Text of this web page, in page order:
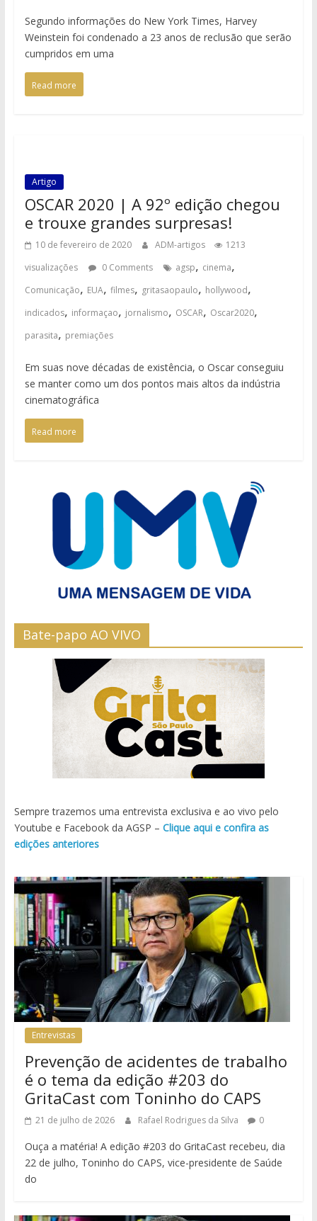
Segundo informações do New York Times, Harvey
Weinstein foi condenado a 23 anos de reclusão que serão
cumpridos em uma
Read more
Artigo
OSCAR 2020 | A 92º edição chegou
e trouxe grandes surpresas!
10 de fevereiro de 2020 ADM-artigos
1213
visualizações
0 Comments agsp, cinema,
Comunicação, EUA, filmes, gritasaopaulo, hollywood,
indicados, informaçao, jornalismo, OSCAR, Oscar2020,
parasita, premiações
Em suas nove décadas de existência, o Oscar conseguiu
se manter como um dos pontos mais altos da indústria
cinematográfica
Read more
Bate-papo AO VIVO
Sempre trazemos uma entrevista exclusiva e ao vivo pelo
Youtube e Facebook da AGSP – Clique aqui e confira as
edições anteriores
Entrevistas
Prevenção de acidentes de trabalho
é o tema da edição #203 do
GritaCast com Toninho do CAPS
21 de julho de 2026 Rafael Rodrigues da Silva 0
Ouça a matéria! A edição #203 do GritaCast recebeu, dia
22 de julho, Toninho do CAPS, vice-presidente de Saúde
do